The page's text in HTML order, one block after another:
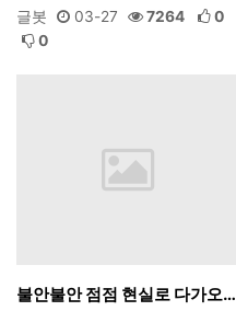
글봇 03-27 7264
0
0
불안불안 점점 현실로 다가오…